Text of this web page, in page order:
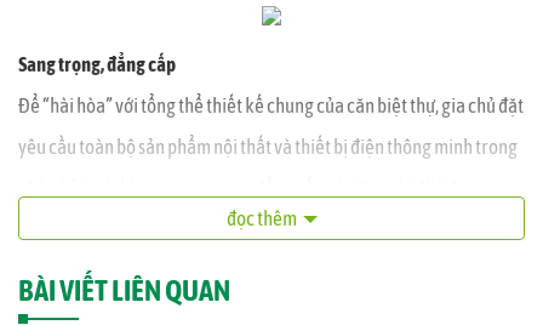
Sang trọng, đẳng cấp
Để “hài hòa” với tổng thể thiết kế chung của căn biệt thự, gia chủ đặt
yêu cầu toàn bộ sản phẩm nội thất và thiết bị điện thông minh trong
vấn giải pháp thiết kế nhà thông minh Lumi Elite, gia chủ khá cẩn
trọng tìm hiểu đầy đủ thông tin về tính năng giải pháp, thiết kế mẫu
mã, nguồn gốc chất lượng… và thực sự bị thuyết phục bởi kiểu dáng
đọc thêm
BÀI VIẾT LIÊN QUAN